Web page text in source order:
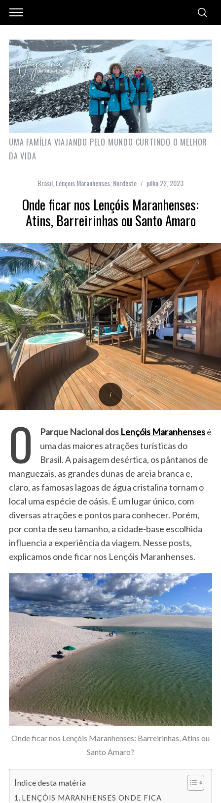
UMA FAMÍLIA VIAJANDO PELO MUNDO CURTINDO O MELHOR
DA VIDA
Brasil,Lençois Maranhenses,Nordeste julho 22, 2023
Onde ficar nos Lençóis Maranhenses:
Atins, Barreirinhas ou Santo Amaro
O Parque Nacional dos Lençóis Maranhensesé
uma das maiores atrações turísticas do
Brasil. A paisagem desértica, os pântanos de
manguezais, as grandes dunas de areia branca e,
claro, as famosas lagoas de água cristalina tornam o
local uma espécie de oásis. É um lugar único, com
diversas atrações e pontos para conhecer. Porém,
por conta de seu tamanho, a cidade-base escolhida
influencia a experiência da viagem. Nesse posts,
explicamos onde ficar nos Lençóis Maranhenses.
Onde ficar nos Lençóis Maranhenses: Barreirinhas, Atins ou
Santo Amaro?
Índice desta matéria
LENÇÓIS MARANHENSES ONDE FICA